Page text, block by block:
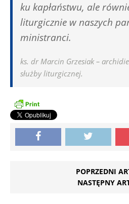
ku kapłaństwu, ale
liturgicznie w naszych
ministranci.
ks. dr Marcin Grzesiak –
służby liturgicznej.
POPRZEDNI
NASTĘPNY